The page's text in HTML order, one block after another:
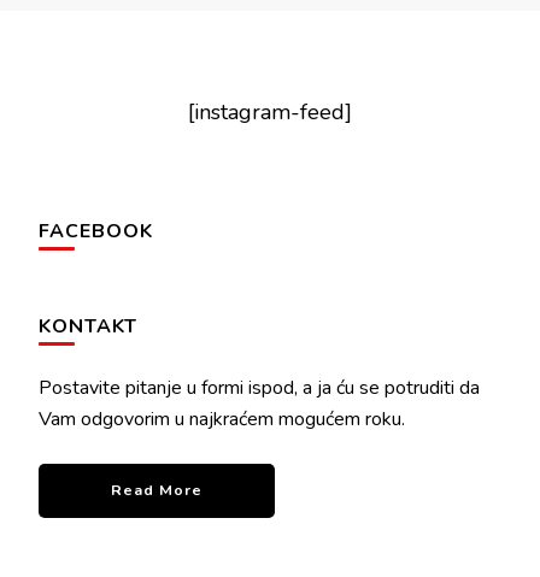
[instagram-feed]
FACEBOOK
KONTAKT
Postavite pitanje u formi ispod, a ja ću se potruditi da
Vam odgovorim u najkraćem mogućem roku.
Read More